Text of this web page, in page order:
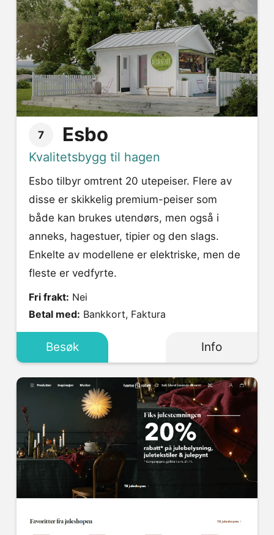
7 Esbo
Kvalitetsbygg til hagen
Esbo tilbyr omtrent 20 utepeiser. Flere av
disse er skikkelig premium-peiser som
både kan brukes utendørs, men også i
anneks, hagestuer, tipier og den slags.
Enkelte av modellene er elektriske, men de
fleste er vedfyrte.
Fri frakt: Nei
Betal med: Bankkort, Faktura
Besøk Info